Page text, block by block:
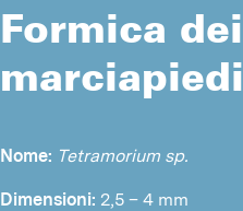
Formica dei
marciapiedi
Nome: Tetramorium sp.
Dimensioni: 2,5 – 4 mm